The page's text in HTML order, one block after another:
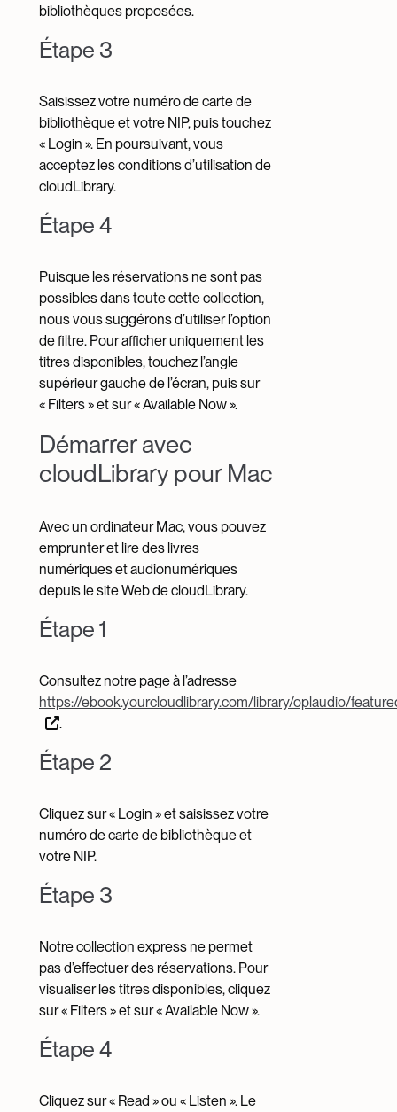
bibliothèques proposées.
Étape 3
Saisissez votre numéro de carte de
bibliothèque et votre NIP, puis touchez
« Login ». En poursuivant, vous
acceptez les conditions d’utilisation de
cloudLibrary.
Étape 4
Puisque les réservations ne sont pas
possibles dans toute cette collection,
nous vous suggérons d’utiliser l’option
de filtre. Pour afficher uniquement les
titres disponibles, touchez l’angle
supérieur gauche de l’écran, puis sur
« Filters » et sur « Available Now ».
Démarrer avec
cloudLibrary pour Mac
Avec un ordinateur Mac, vous pouvez
emprunter et lire des livres
numériques et audionumériques
depuis le site Web de cloudLibrary.
Étape 1
Consultez notre page à l’adresse
https://ebook.yourcloudlibrary.com/library/oplaudio/
.
Étape 2
Cliquez sur « Login » et saisissez votre
numéro de carte de bibliothèque et
votre NIP.
Étape 3
Notre collection express ne permet
pas d’effectuer des réservations. Pour
visualiser les titres disponibles, cliquez
sur « Filters » et sur « Available Now ».
Étape 4
Cliquez sur « Read » ou « Listen ». Le